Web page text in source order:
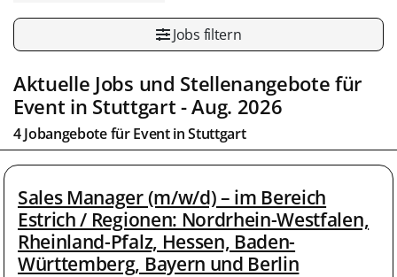
Jobs filtern
Aktuelle Jobs und Stellenangebote für
Event in Stuttgart- Aug. 2026
4 Jobangebote fürEventinStuttgart
Sales Manager (m/w/d) – im Bereich
Estrich / Regionen: Nordrhein-Westfalen,
Rheinland-Pfalz, Hessen, Baden-
Württemberg, Bayern und Berlin